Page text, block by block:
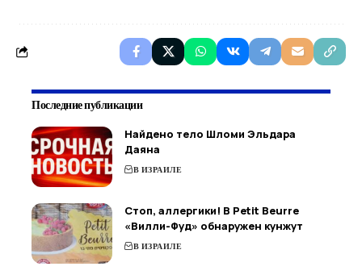
Последние публикации
Найдено тело Шломи Эльдара
Даяна
В ИЗРАИЛЕ
Стоп, аллергики! В Petit Beurre
«Вилли-Фуд» обнаружен кунжут
В ИЗРАИЛЕ